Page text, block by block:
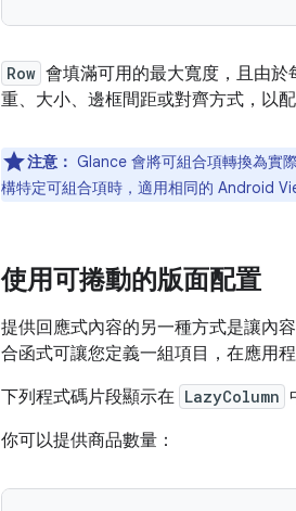
Row 會填滿可用的最大寬度，且由
重、大小、邊框間距或對齊方式，以
注意： Glance 會將可組合項轉換為實
構特定可組合項時，適用相同的 Android
使用可捲動的版面配置
提供回應式內容的另一種方式是讓內
合函式可讓您定義一組項目，在應用
下列程式碼片段顯示在 LazyColumn
你可以提供商品數量：